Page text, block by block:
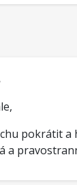
pokrátit a
a